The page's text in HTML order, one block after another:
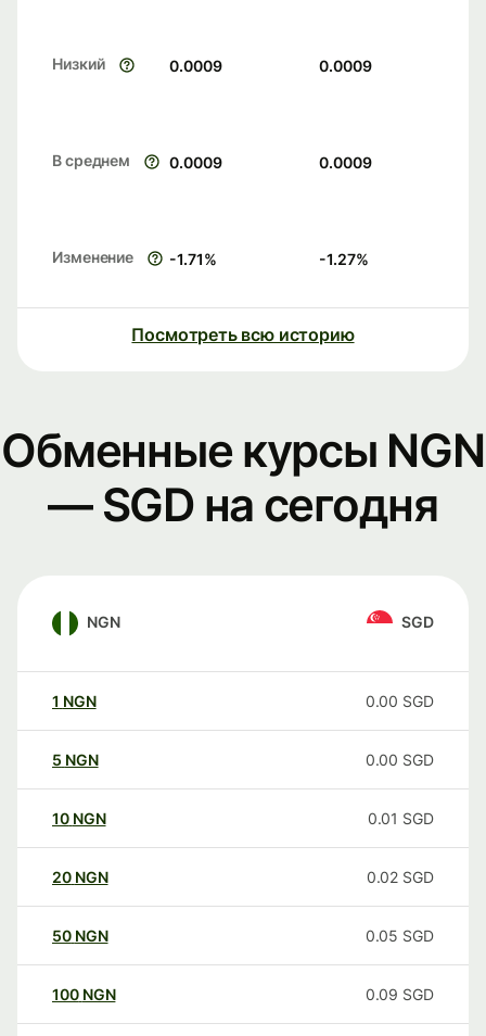
Низкий 0.0009 0.0009
В среднем 0.0009 0.0009
Изменение -1.71% -1.27%
Посмотреть всю историю
Обменные курсы NGN
— SGD на сегодня
NGN SGD
1 NGN 0.00 SGD
5 NGN 0.00 SGD
10 NGN 0.01 SGD
20 NGN 0.02 SGD
50 NGN 0.05 SGD
100 NGN 0.09 SGD